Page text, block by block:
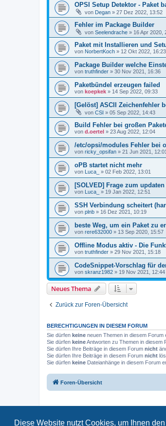
Diese Website nutzt Cookies, um Ihnen
OPSI Setup Detektor - Paket
von Degan » 27 Dez 2022, 13:52
Fehler im Package Builder
von Seelendrache » 16 Apr 2020,
Paket mit Installieren und
von NorbertKoch » 12 Okt 2022, 16:23
Package Builder welche
von truthfinder » 30 Nov 2021, 16:36
Paketbündel erzeugen failed
von koepkek » 14 Sep 2022, 09:33
[Gelöst] ASCII Zeichenfehler
von CSI » 05 Sep 2022, 14:43
Build Fehler bei großen
von d.oertel » 23 Aug 2022, 12:04
/etc/opsi/modules Fehler bei
von ricky_opsifan » 21 Jun 2021, 12:01
oPB startet nicht mehr
von Luca_ » 02 Feb 2022, 13:01
[SOLVED] Frage zum
von Luca_ » 19 Jan 2022, 12:51
SSH Verbindung scheitert
von plnb » 16 Dez 2021, 10:19
beste Weg, um ein Paket zu
von rere632000 » 13 Sep 2020, 15:57
Offline Modus aktiv - Die
von truthfinder » 29 Nov 2021, 15:18
CodeSnippet-Vorschlag für
von skranz1982 » 19 Nov 2021, 12:44
Neues Thema
Zurück zur Foren-Übersicht
BERECHTIGUNGEN IN DIESEM FORUM
Sie dürfen keine neuen Themen in diesem Forum
Sie dürfen keineAntworten zu Themen in diesem
Sie dürfen Ihre Beiträge in diesem Forum nicht
Sie dürfen Ihre Beiträge in diesem Forum nicht
Sie dürfen keine Dateianhänge in diesem Forum
Foren-Übersicht